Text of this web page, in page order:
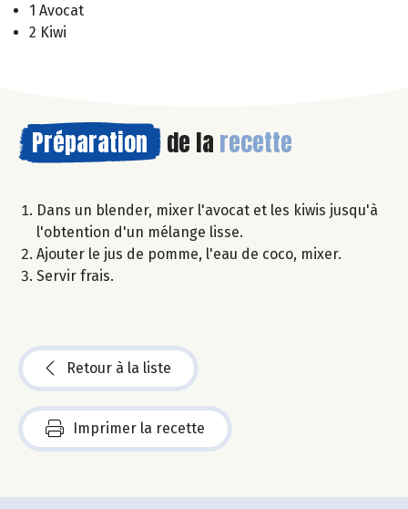
1 Avocat
2 Kiwi
Préparation de la recette
Dans un blender, mixer l'avocat et les kiwis jusqu'à
l'obtention d'un mélange lisse.
Ajouter le jus de pomme, l'eau de coco, mixer.
Servir frais.
Retour à la liste
Imprimer la recette